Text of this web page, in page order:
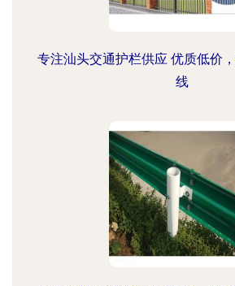
专注汕头交通护栏供应 优质低价
线